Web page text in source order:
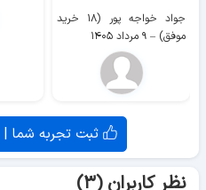
جواد خواجه پور (۱۸ خرید
موفق) – ۹ مرداد ۱۴۰۵
ثبت تجربه شما
نظر کاربران (۳)